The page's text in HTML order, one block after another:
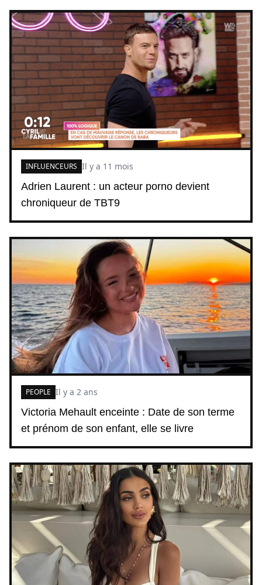
Adrien Laurent : un acteur porno devient
chroniqueur de TBT9
INFLUENCEURS Il y a 11 mois
Victoria Mehault enceinte : Date de son terme
et prénom de son enfant, elle se livre
PEOPLE Il y a 2 ans